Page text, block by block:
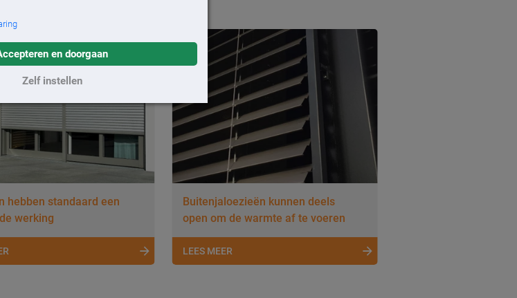
en doorgaan
Zelf instellen
hebben standaard een
werking
Buitenjaloezieën kunnen deels
open om de warmte af te voeren
LEES MEER